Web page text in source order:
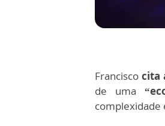
Franciscocita
de uma
complexidade